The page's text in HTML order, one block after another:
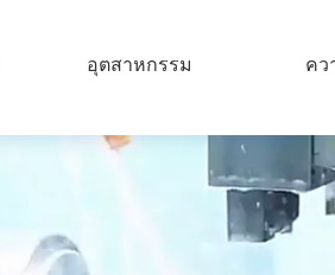
อุตสาหกรรม คว